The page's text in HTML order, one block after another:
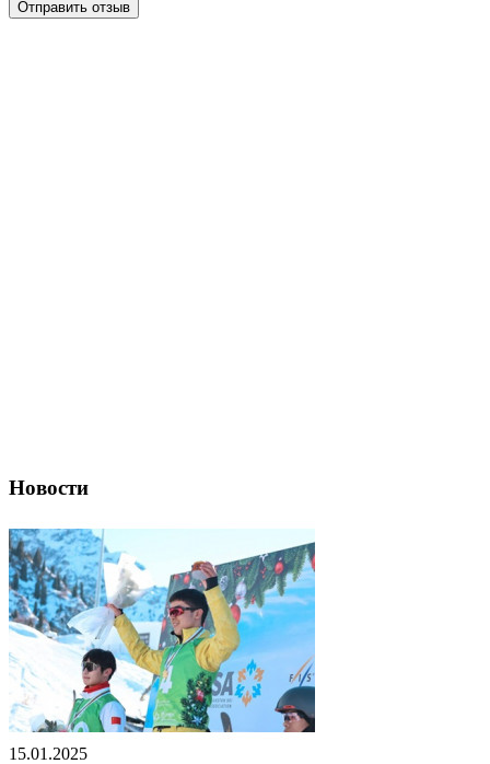
Отправить отзыв
Новости
15.01.2025